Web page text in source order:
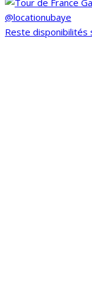
Reste disponibilités